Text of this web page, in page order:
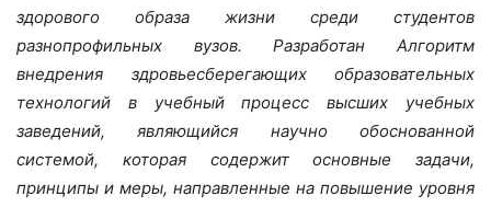
здорового образа жизни среди студентов
разнопрофильных вузов. Разработан Алгоритм
внедрения здровьесберегающих образовательных
технологий в учебный процесс высших учебных
заведений, являющийся научно обоснованной
системой, которая содержит основные задачи,
принципы и меры, направленные на повышение уровня